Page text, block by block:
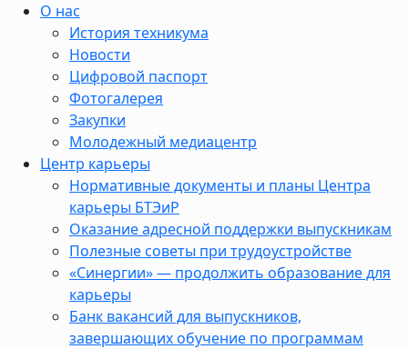
О нас
История техникума
Новости
Цифровой паспорт
Фотогалерея
Закупки
Молодежный медиацентр
Центр карьеры
Нормативные документы и планы Центра
карьеры БТЭиР
Оказание адресной поддержки выпускникам
Полезные советы при трудоустройстве
«Синергии» — продолжить образование для
карьеры
Банк вакансий для выпускников,
завершающих обучение по программам